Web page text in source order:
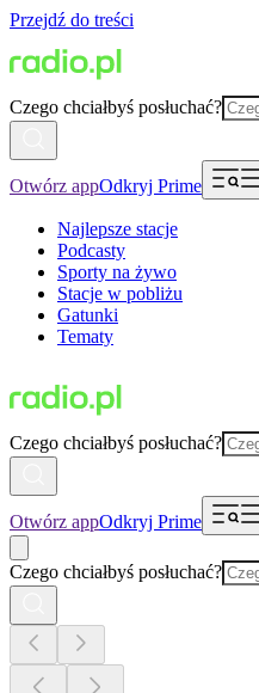
Przejdź do treści
Czego chciałbyś posłuchać?
Otwórz appOdkryj Prime
Najlepsze stacje
Podcasty
Sporty na żywo
Stacje w pobliżu
Gatunki
Tematy
Czego chciałbyś posłuchać?
Otwórz appOdkryj Prime
Czego chciałbyś posłuchać?